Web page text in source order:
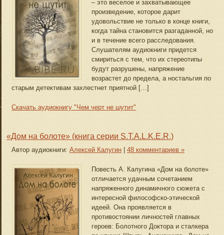
– это веселое и захватывающее
произведение, которое дарит
удовольствие не только в конце книги,
когда тайна становится разгаданной, но
и в течение всего расследования.
Слушателям аудиокниги придется
смириться с тем, что их стереотипы
будут разрушены, напряжение
возрастет до предела, а ностальгия по
старым детективам захлестнет приятной […]
Скачать аудиокнигу "Чем черт не шутит"
«Дом на болоте» (книга серии S.T.A.L.K.E.R.)
Автор аудиокниги: Алексей Калугин 48 комментариев »
Повесть А. Калугина «Дом на болоте»
отличается удачным сочетанием
напряженного динамичного сюжета с
интересной философско-этической
идеей. Она проявляется в
противостоянии личностей главных
героев: Болотного Доктора и сталкера